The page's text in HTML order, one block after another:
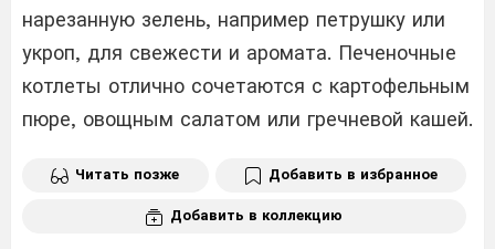
нарезанную зелень, например петрушку или
укроп, для свежести и аромата. Печеночные
котлеты отлично сочетаются с картофельным
пюре, овощным салатом или гречневой кашей.
Читать позже Добавить в избранное
Добавить в коллекцию